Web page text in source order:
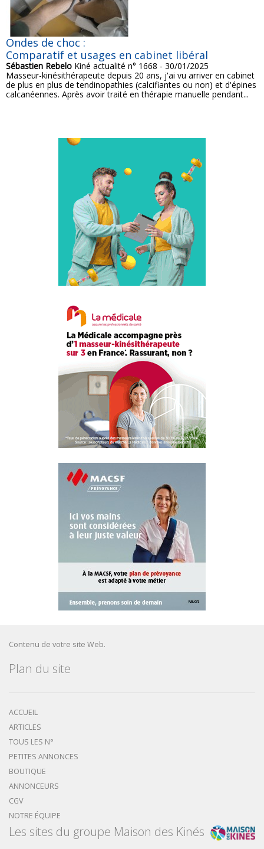
Ondes de choc :
Comparatif et usages en cabinet libéral
Sébastien Rebelo Kiné actualité n° 1668 - 30/01/2025
Masseur-kinésithérapeute depuis 20 ans, j'ai vu arriver en cabinet
de plus en plus de tendinopathies (calcifiantes ou non) et d'épines
calcanéennes. Après avoir traité en thérapie manuelle pendant...
Contenu de votre site Web.
Plan du site
ACCUEIL
ARTICLES
TOUS LES N°
PETITES ANNONCES
BOUTIQUE
ANNONCEURS
CGV
NOTRE ÉQUIPE
Les sites du groupe Maison des Kinés